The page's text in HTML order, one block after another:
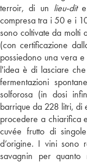
terroir, di un lieu-dite
compresa tra i 50 e i
sono coltivate da molti
(con certificazione
possiedono una vera
l'idea è di lasciare
fermentazioni
solforosa (in dosi
barrique da 228 litri, di
procedere a chiarifica
cuvée frutto di
d’origine. I vini sono
savagnin per